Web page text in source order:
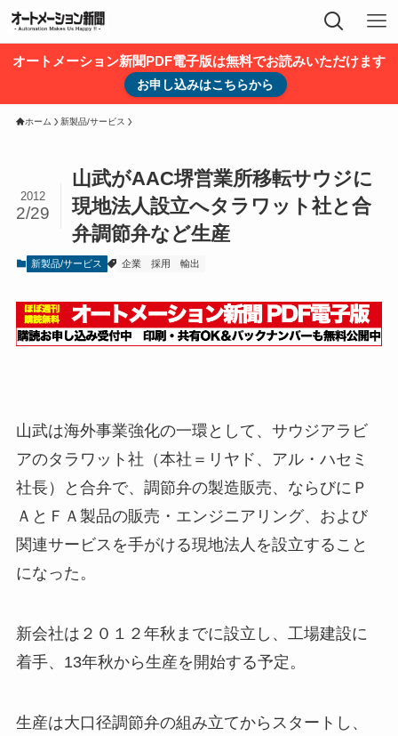
オートメーション新聞PDF電子版は無料でお読みいただけます
お申し込みはこちらから
ホーム 新製品/サービス
山武がAAC堺営業所移転サウジに
現地法人設立へタラワット社と合
弁調節弁など生産
2012
2/29
新製品/サービス 企業 採用 輸出
山武は海外事業強化の一環として、サウジアラビ
アのタラワット社（本社＝リヤド、アル・ハセミ
社長）と合弁で、調節弁の製造販売、ならびにＰ
ＡとＦＡ製品の販売・エンジニアリング、および
関連サービスを手がける現地法人を設立すること
になった。
新会社は２０１２年秋までに設立し、工場建設に
着手、13年秋から生産を開始する予定。
生産は大口径調節弁の組み立てからスタートし、